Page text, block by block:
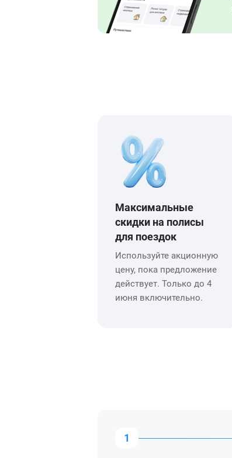
Максимальные
скидки на полисы
для поездок
Используйте акционную
цену, пока предложение
действует. Только до 4
июня включительно.